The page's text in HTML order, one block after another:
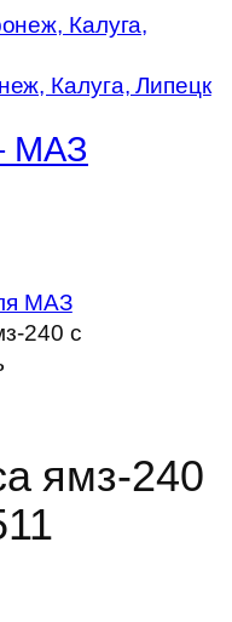
МАЗ
МАЗ
240 с
ямз-240